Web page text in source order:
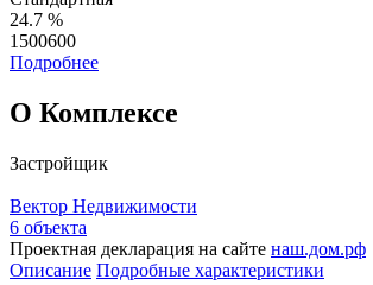
24.7 %
1500600
Подробнее
О Комплексе
Застройщик
Вектор Недвижимости
6 объекта
Проектная декларация на сайте наш.дом.рф
Описание Подробные характеристики